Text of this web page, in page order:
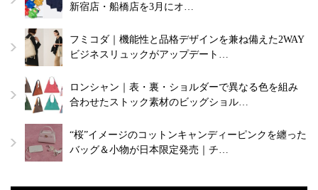
新宿店・船橋店を3月にオ…
フミコダ｜機能性と品格デザインを兼ね備えた2WAY
ビジネスリュックがアップデート…
ロンシャン｜表・裏・ショルダーで異なる色を組み
合わせたストック素材のビッグショル…
“桜”イメージのコットンキャンディーピンクを纏った
バッグ＆小物が日本限定発売｜チ…